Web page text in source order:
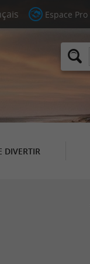
Espace Pro
DIVERTIR